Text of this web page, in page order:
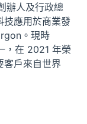
辦人及行政總
技應用於商業發
。現時
，在 2021 年榮
客戶來自世界